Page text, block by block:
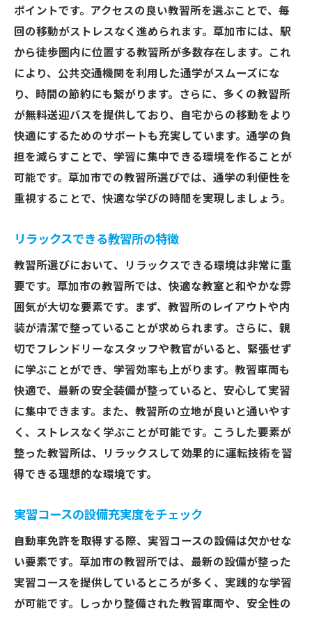
ポイントです。アクセスの良い教習所を選ぶことで、毎
回の移動がストレスなく進められます。草加市には、駅
から徒歩圏内に位置する教習所が多数存在します。これ
により、公共交通機関を利用した通学がスムーズにな
り、時間の節約にも繋がります。さらに、多くの教習所
が無料送迎バスを提供しており、自宅からの移動をより
快適にするためのサポートも充実しています。通学の負
担を減らすことで、学習に集中できる環境を作ることが
可能です。草加市での教習所選びでは、通学の利便性を
重視することで、快適な学びの時間を実現しましょう。
リラックスできる教習所の特徴
教習所選びにおいて、リラックスできる環境は非常に重
要です。草加市の教習所では、快適な教室と和やかな雰
囲気が大切な要素です。まず、教習所のレイアウトや内
装が清潔で整っていることが求められます。さらに、親
切でフレンドリーなスタッフや教官がいると、緊張せず
に学ぶことができ、学習効率も上がります。教習車両も
快適で、最新の安全装備が整っていると、安心して実習
に集中できます。また、教習所の立地が良いと通いやす
く、ストレスなく学ぶことが可能です。こうした要素が
整った教習所は、リラックスして効果的に運転技術を習
得できる理想的な環境です。
実習コースの設備充実度をチェック
自動車免許を取得する際、実習コースの設備は欠かせな
い要素です。草加市の教習所では、最新の設備が整った
実習コースを提供しているところが多く、実践的な学習
が可能です。しっかり整備された教習車両や、安全性の